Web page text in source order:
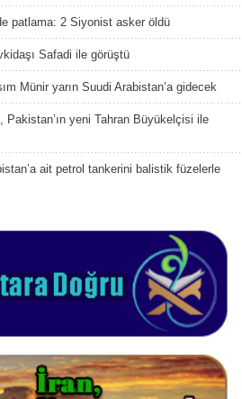
patlama: 2 Siyonist asker öldü
Safadi ile görüştü
Münir yarın Suudi Arabistan’a gidecek
Pakistan’ın yeni Tahran Büyükelçisi ile
ait petrol tankerini balistik füzelerle